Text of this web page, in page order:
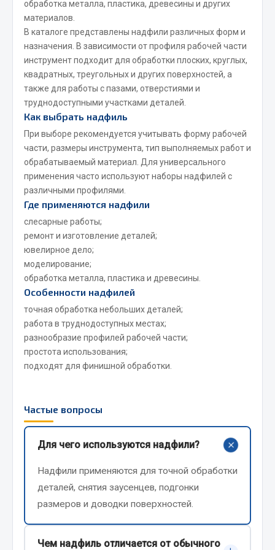
Фитинги
Штуцеры
Инструмент
Автомобильный инструмент
Измерительный инструмент
Крепежный инструмент
Режущий инструмент
Силовое оборудование
Слесарный инструмент
Столярный инструмент
Показать ещё
Весь раздел
Весь раздел
Кольца уплотнительные
Лента конвейерная
Паронит
Патрубки
Прокладки
Рукава высокого давления
обработка металла, пластика, древесины и других
материалов.
В каталоге представлены надфили различных форм и
назначения. В зависимости от профиля рабочей части
инструмент подходит для обработки плоских, круглых,
квадратных, треугольных и других поверхностей, а
также для работы с пазами, отверстиями и
труднодоступными участками деталей.
Как выбрать надфиль
При выборе рекомендуется учитывать форму рабочей
части, размеры инструмента, тип выполняемых работ и
обрабатываемый материал. Для универсального
применения часто используют наборы надфилей с
различными профилями.
Где применяются надфили
слесарные работы;
ремонт и изготовление деталей;
ювелирное дело;
моделирование;
обработка металла, пластика и древесины.
Особенности надфилей
точная обработка небольших деталей;
работа в труднодоступных местах;
разнообразие профилей рабочей части;
простота использования;
подходят для финишной обработки.
Частые вопросы
Для чего используются надфили? +
Надфили применяются для точной обработки
деталей, снятия заусенцев, подгонки
размеров и доводки поверхностей.
Чем надфиль отличается от обычного